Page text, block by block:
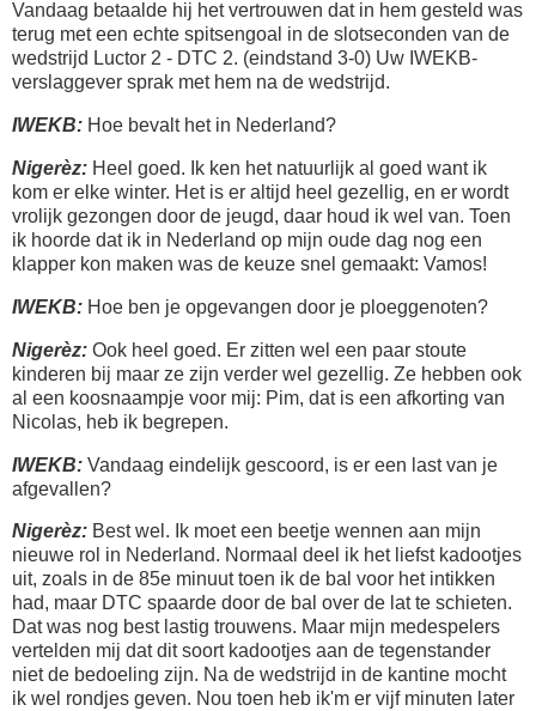
Vandaag betaalde hij het vertrouwen dat in hem gesteld was
terug met een echte spitsengoal in de slotseconden van de
wedstrijd Luctor 2 - DTC 2. (eindstand 3-0) Uw IWEKB-
verslaggever sprak met hem na de wedstrijd.
IWEKB: Hoe bevalt het in Nederland?
Nigerèz: Heel goed. Ik ken het natuurlijk al goed want ik
kom er elke winter. Het is er altijd heel gezellig, en er wordt
vrolijk gezongen door de jeugd, daar houd ik wel van. Toen
ik hoorde dat ik in Nederland op mijn oude dag nog een
klapper kon maken was de keuze snel gemaakt: Vamos!
IWEKB: Hoe ben je opgevangen door je ploeggenoten?
Nigerèz: Ook heel goed. Er zitten wel een paar stoute
kinderen bij maar ze zijn verder wel gezellig. Ze hebben ook
al een koosnaampje voor mij: Pim, dat is een afkorting van
Nicolas, heb ik begrepen.
IWEKB: Vandaag eindelijk gescoord, is er een last van je
afgevallen?
Nigerèz: Best wel. Ik moet een beetje wennen aan mijn
nieuwe rol in Nederland. Normaal deel ik het liefst kadootjes
uit, zoals in de 85e minuut toen ik de bal voor het intikken
had, maar DTC spaarde door de bal over de lat te schieten.
Dat was nog best lastig trouwens. Maar mijn medespelers
vertelden mij dat dit soort kadootjes aan de tegenstander
niet de bedoeling zijn. Na de wedstrijd in de kantine mocht
ik wel rondjes geven. Nou toen heb ik'm er vijf minuten later